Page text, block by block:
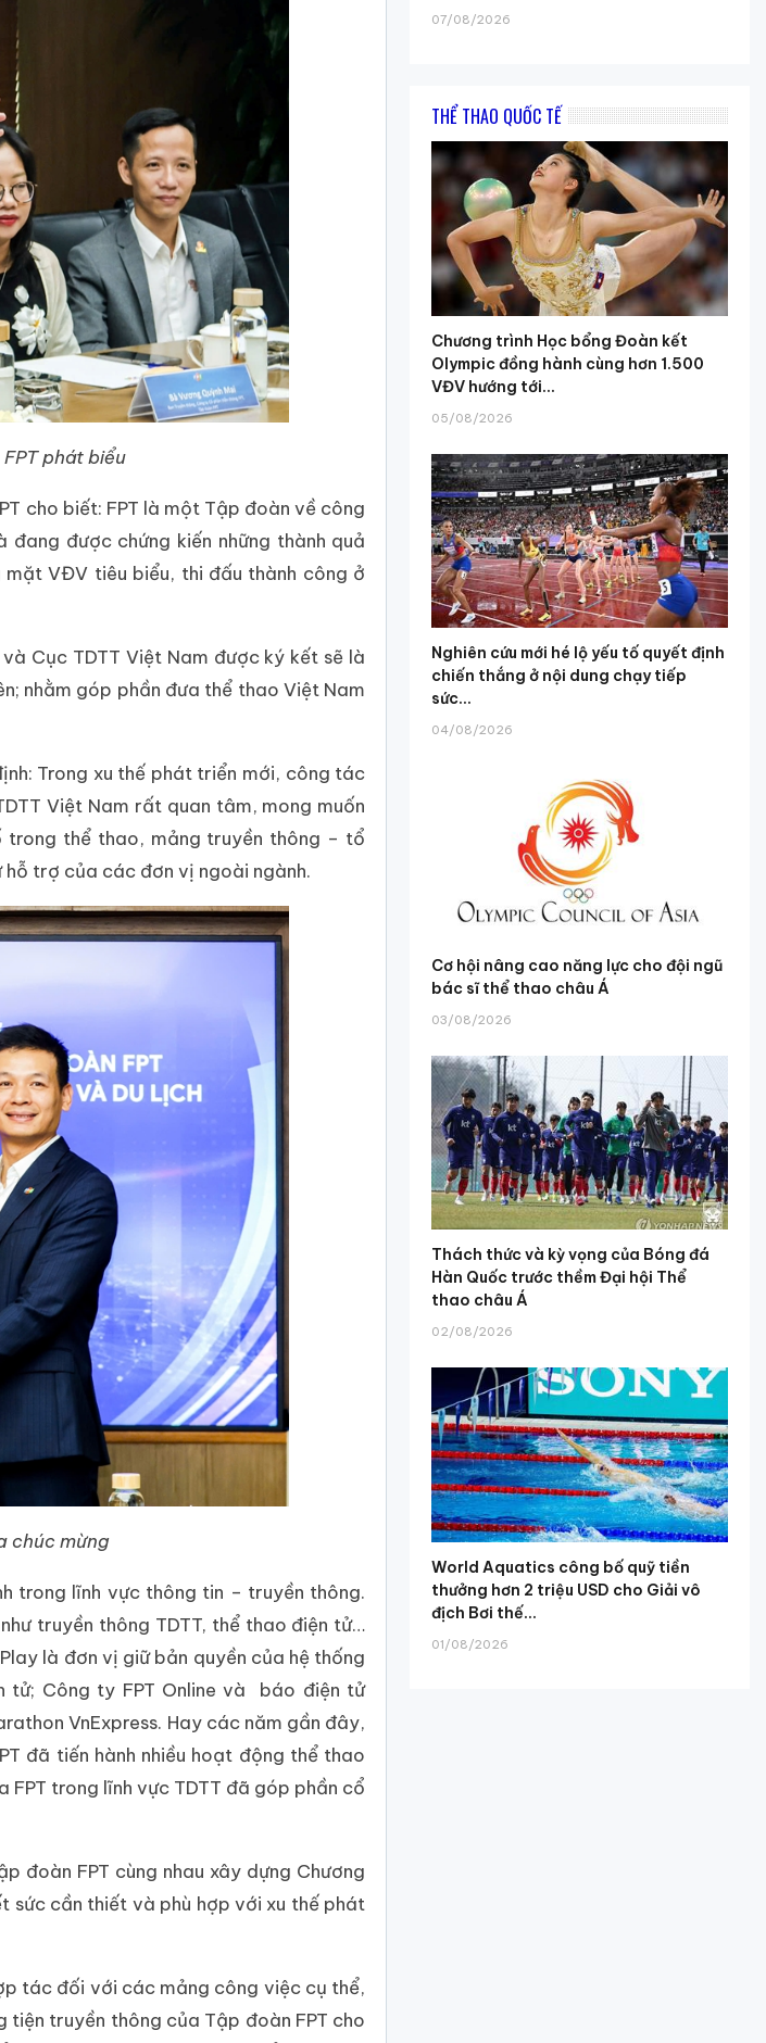
phát biểu
cho biết: FPT là một Tập đoàn về công
được chứng kiến những thành quả
VĐV tiêu biểu, thi đấu thành công ở
Cục TDTT Việt Nam được ký kết sẽ là
nhằm góp phần đưa thể thao Việt Nam
Trong xu thế phát triển mới, công tác
Việt Nam rất quan tâm, mong muốn
trong thể thao, mảng truyền thông – tổ
trợ của các đơn vị ngoài ngành.
chúc mừng
trong lĩnh vực thông tin – truyền thông.
truyền thông TDTT, thể thao điện tử…
là đơn vị giữ bản quyền của hệ thống
tử; Công ty FPT Online và báo điện tử
VnExpress. Hay các năm gần đây,
đã tiến hành nhiều hoạt động thể thao
trong lĩnh vực TDTT đã góp phần cổ
đoàn FPT cùng nhau xây dựng Chương
sức cần thiết và phù hợp với xu thế phát
tác đối với các mảng công việc cụ thể,
truyền thông của Tập đoàn FPT cho
07/08/2026
THỂ THAO QUỐC TẾ
Chương trình Học bổng Đoàn kết
Olympic đồng hành cùng hơn 1.500
VĐV hướng tới...
05/08/2026
Nghiên cứu mới hé lộ yếu tố quyết định
chiến thắng ở nội dung chạy tiếp
sức...
04/08/2026
Cơ hội nâng cao năng lực cho đội ngũ
bác sĩ thể thao châu Á
03/08/2026
Thách thức và kỳ vọng của Bóng đá
Hàn Quốc trước thềm Đại hội Thể
thao châu Á
02/08/2026
World Aquatics công bố quỹ tiền
thưởng hơn 2 triệu USD cho Giải vô
địch Bơi thế...
01/08/2026